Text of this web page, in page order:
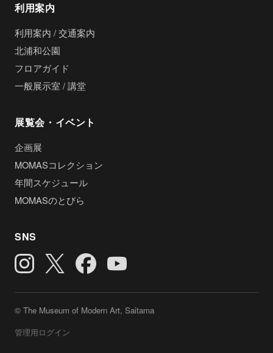
利用案内
利用案内 / 交通案内
北浦和公園
フロアガイド
一般展示室 / 講堂
展覧会・イベント
企画展
MOMASコレクション
年間スケジュール
MOMASのとびら
SNS
© The Museum of Modern Art, Saitama
管理用ログイン